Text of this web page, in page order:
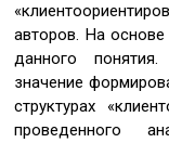
авторов. На
данного
значение
структурах
проведенного